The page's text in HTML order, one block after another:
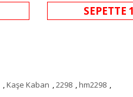
SEPETTE
,Kaşe Kaban ,2298 ,hm2298 ,